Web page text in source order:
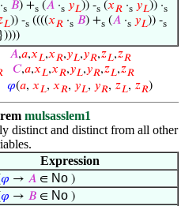
·s 𝐵) +s (𝐴 ·s 𝑦𝐿)) -s (𝑥𝑅 ·s 𝑦𝐿)) ·s
𝐿)) -s ((((𝑥𝑅 ·s 𝐵) +s (𝐴 ·s 𝑦𝐿)) -s
𝐴,𝑎,𝑥𝐿,𝑥𝑅,𝑦𝐿,𝑦𝑅,𝑧𝐿,𝑧𝑅
𝐶,𝑎,𝑥𝐿,𝑥𝑅,𝑦𝐿,𝑦𝑅,𝑧𝐿,𝑧𝑅
𝜑(𝑎, 𝑥𝐿, 𝑥𝑅, 𝑦𝐿, 𝑦𝑅, 𝑧𝐿, 𝑧𝑅)
mulsasslem1
distinct and distinct from all other
Expression
𝜑 → 𝐴 ∈ No )
𝜑 → 𝐵 ∈ No )